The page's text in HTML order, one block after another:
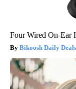
Four Wired On-Ear
Bikoosh Daily Deals